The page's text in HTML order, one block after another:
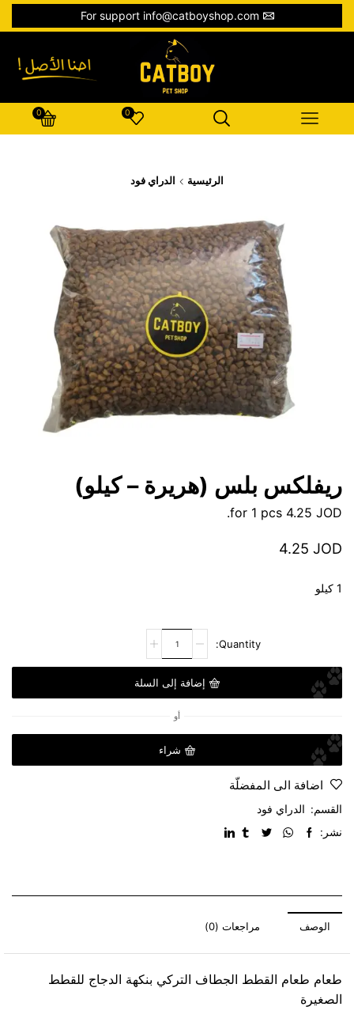
For support info@catboyshop.com
0
0
الرئيسية الدراي فود
ريفلكس بلس (هريرة – كيلو)
4.25 JOD
4.25 JOD
1 كيلو
إضافة إلى السلة
أو
شراء
اضافة الى المفضلّة
القسم: الدراي فود
نشر:
الوصف مراجعات (0)
طعام طعام القطط الجطاف التركي بنكهة الدجاج للقطط
الصغيرة